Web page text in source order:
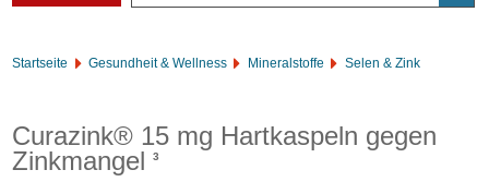
Startseite Gesundheit & Wellness Mineralstoffe Selen & Zink
Curazink® 15 mg Hartkaspeln gegen
Zinkmangel3